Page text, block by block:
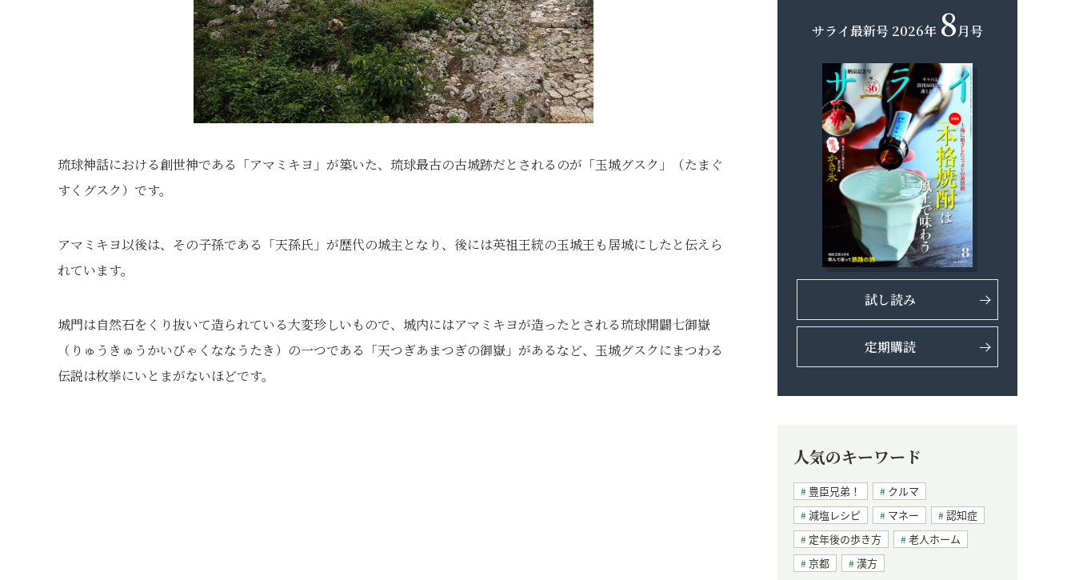
琉球神話における創世神である「アマミキヨ」が築いた、琉球最古の古城跡だとされるのが「玉城グスク」（たまぐ
すくグスク）です。
アマミキヨ以後は、その子孫である「天孫氏」が歴代の城主となり、後には英祖王統の玉城王も居城にしたと伝えら
れています。
城門は自然石をくり抜いて造られている大変珍しいもので、城内にはアマミキヨが造ったとされる琉球開闢七御嶽
（りゅうきゅうかいびゃくななうたき）の一つである「天つぎあまつぎの御嶽」があるなど、玉城グスクにまつわる
伝説は枚挙にいとまがないほどです。
サライ最新号 2026年 8月号
試し読み
定期購読
人気のキーワード
豊臣兄弟！
クルマ
減塩レシピ
マネー
認知症
定年後の歩き方
老人ホーム
京都
漢方